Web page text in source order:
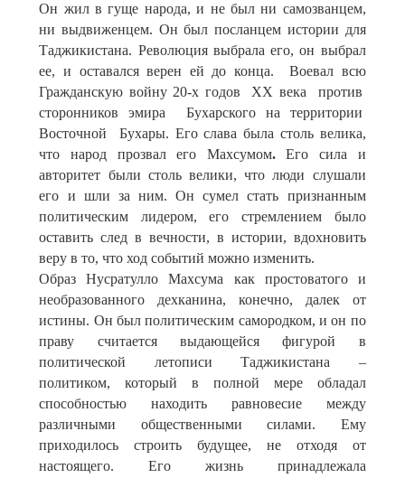
Он жил в гуще народа, и не был ни самозванцем,
ни выдвиженцем. Он был посланцем истории для
Таджикистана. Революция выбрала его, он выбрал
ее, и оставался верен ей до конца. Воевал всю
Гражданскую войну 20-х годов ХХ века против
сторонников эмира Бухарского на территории
Восточной Бухары. Его слава была столь велика,
что народ
прозвал его Махсумом.Его сила и
авторитет были столь велики, что люди слушали
его и шли за ним. Он сумел стать признанным
политическим лидером, его стремлением было
оставить след в вечности, в истории, вдохновить
веру в то, что ход событий можно изменить.
Образ Нусратулло Махсума как простоватого и
необразованного дехканина, конечно, далек от
истины. Он был политическим самородком, и он по
праву считается выдающейся фигурой в
политической летописи Таджикистана –
политиком, который в полной мере обладал
способностью находить равновесие между
различными общественными силами. Ему
приходилось строить будущее, не отходя от
настоящего. Его жизнь принадлежала